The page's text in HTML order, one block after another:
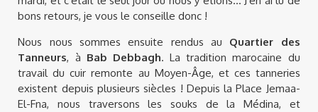
bons retours, je vous le conseille donc !
Nous nous sommes ensuite rendus au Quartier des
Tanneurs, à Bab Debbagh. La tradition marocaine du
travail du cuir remonte au Moyen-Âge, et ces tanneries
existent depuis plusieurs siècles ! Depuis la Place Jemaa-
El-Fna, nous traversons les souks de la Médina, et